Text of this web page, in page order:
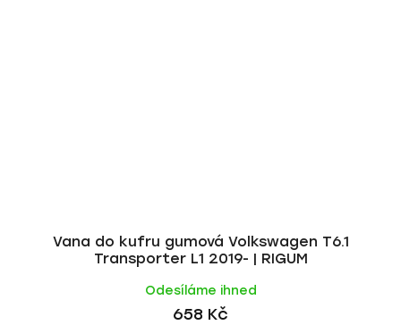
Vana do kufru gumová Volkswagen T6.1
Transporter L1 2019- | RIGUM
Odesíláme ihned
658 Kč